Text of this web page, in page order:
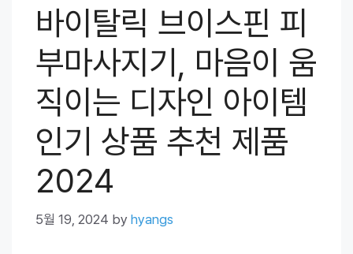
바이탈릭 브이스핀 피
부마사지기, 마음이 움
직이는 디자인 아이템
인기 상품 추천 제품
2024
5월 19, 2024 by hyangs